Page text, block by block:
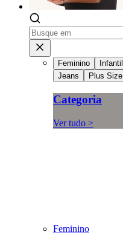
Feminino Infantil
Jeans
Plus Size
Categoria
Ver tudo >
Feminino